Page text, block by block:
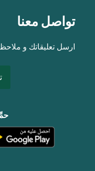
تواصل معنا
ارسل تعليقاتك و